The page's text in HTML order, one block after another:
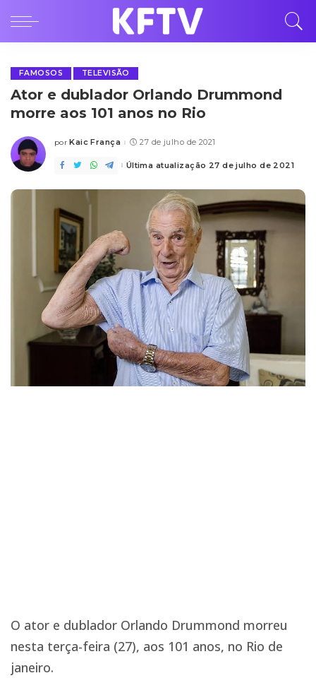
FAMOSOS TELEVISÃO
Ator e dublador Orlando Drummond
morre aos 101 anos no Rio
Posted
por Kaic França 27 de julho de 2021
Última atualização 27 de julho de 2021
O ator e dublador Orlando Drummond morreu
nesta terça-feira (27), aos 101 anos, no Rio de
janeiro.